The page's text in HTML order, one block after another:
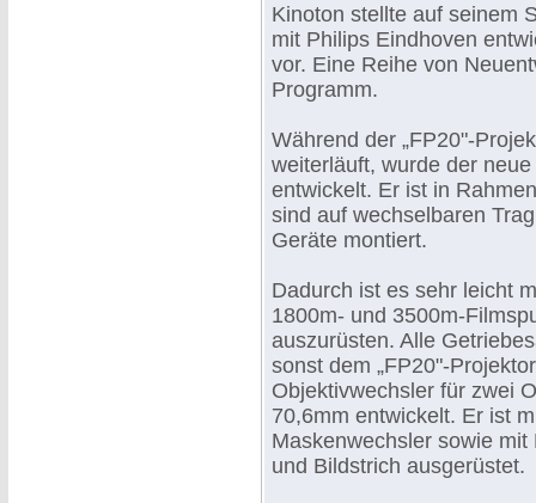
Kinoton stellte auf seinem
mit Philips Eindhoven
vor. Eine Reihe von
Programm.
Während der „FP20"-
weiterläuft, wurde der
entwickelt. Er ist in
sind auf wechselbaren
Geräte montiert.
Dadurch ist es sehr leicht
1800m- und 3500m-
auszurüsten. Alle
sonst dem „FP20"-
Objektivwechsler für zwei
70,6mm entwickelt. Er ist
Maskenwechsler sowie
und Bildstrich ausgerüstet.